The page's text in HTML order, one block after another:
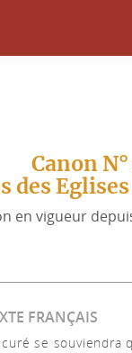
Canon
des
en vigueur
FRANÇAIS
curé se souviendra